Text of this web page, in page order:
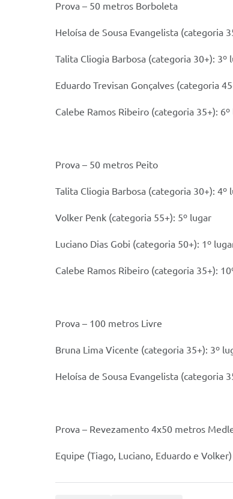
Prova – 50 metros Borboleta
Heloísa de Sousa Evangelista (categoria
Talita Cliogia Barbosa (categoria 30+): 3º
Eduardo Trevisan Gonçalves (categoria
Calebe Ramos Ribeiro (categoria 35+): 6º
Prova – 50 metros Peito
Talita Cliogia Barbosa (categoria 30+): 4º
Volker Penk (categoria 55+): 5º lugar
Luciano Dias Gobi (categoria 50+): 1º
Calebe Ramos Ribeiro (categoria 35+):
Prova – 100 metros Livre
Bruna Lima Vicente (categoria 35+): 3º
Heloísa de Sousa Evangelista (categoria
Prova – Revezamento 4x50 metros
Equipe (Tiago, Luciano, Eduardo e